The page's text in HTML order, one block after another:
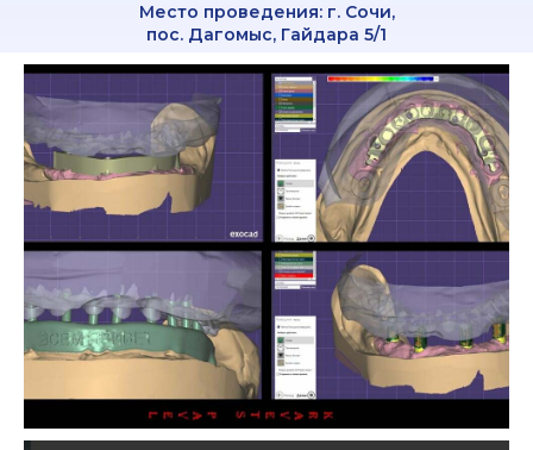
Место проведения: г. Сочи,
пос. Дагомыс, Гайдара 5/1